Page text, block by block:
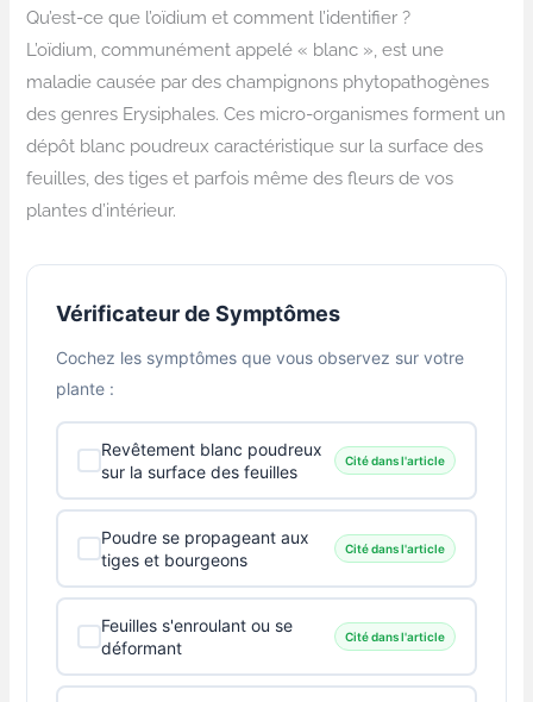
Qu’est-ce que l’oïdium et comment l’identifier ?
L’oïdium, communément appelé « blanc », est une
maladie causée par des champignons phytopathogènes
des genres Erysiphales. Ces micro-organismes forment un
dépôt blanc poudreux caractéristique sur la surface des
feuilles, des tiges et parfois même des fleurs de vos
plantes d’intérieur.
Vérificateur de Symptômes
Cochez les symptômes que vous observez sur votre
plante :
Revêtement blanc poudreux
sur la surface des feuilles
Cité dans l'article
Poudre se propageant aux
tiges et bourgeons
Cité dans l'article
Feuilles s'enroulant ou se
déformant
Cité dans l'article